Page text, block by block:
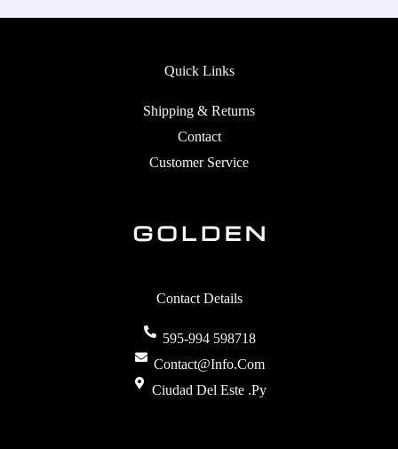
Contact Details
595-994 598718
Contact@info.com
Ciudad Del Este .py
Quick Links
Shipping & Returns
Contact
Customer Service